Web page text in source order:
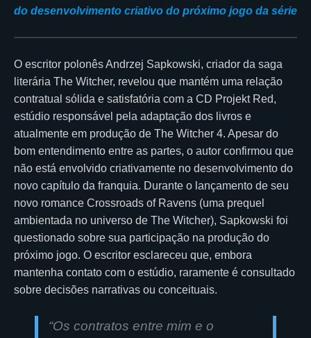
do desenvolvimento criativo do próximo jogo da série
O escritor polonês Andrzej Sapkowski, criador da saga
literária The Witcher, revelou que mantém uma relação
contratual sólida e satisfatória com a CD Projekt Red,
estúdio responsável pela adaptação dos livros e
atualmente em produção de The Witcher 4. Apesar do
bom entendimento entre as partes, o autor confirmou que
não está envolvido criativamente no desenvolvimento do
novo capítulo da franquia. Durante o lançamento de seu
novo romance Crossroads of Ravens (uma prequel
ambientada no universo de The Witcher), Sapkowski foi
questionado sobre sua participação na produção do
próximo jogo. O escritor esclareceu que, embora
mantenha contato com o estúdio, raramente é consultado
sobre decisões narrativas ou conceituais.
“Os contratos entre mim e o